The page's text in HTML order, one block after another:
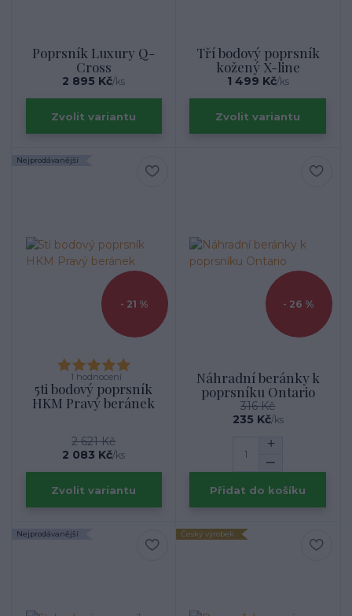
Poprsník Luxury Q-
Cross
2 895 Kč/ks
Zvolit variantu
Tří bodový poprsník
kožený X-line
1 499 Kč/ks
Zvolit variantu
Nejprodávanější
- 21 %
1 hodnocení
5ti bodový poprsník
HKM Pravý beránek
2 621 Kč
2 083 Kč/ks
Zvolit variantu
- 26 %
Náhradní beránky k
poprsníku Ontario
316 Kč
235 Kč/ks
Přidat do košíku
Nejprodávanější Český výrobek